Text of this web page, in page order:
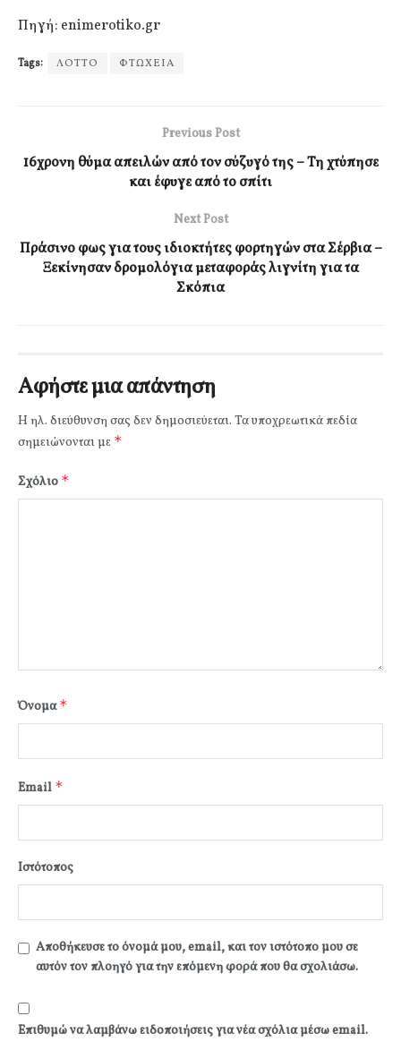
Πηγή: enimerotiko.gr
Tags: ΛΟΤΤΟ ΦΤΩΧΕΙΑ
Previous Post
16χρονη θύμα απειλών από τον σύζυγό της – Τη χτύπησε
και έφυγε από το σπίτι
Next Post
Πράσινο φως για τους ιδιοκτήτες φορτηγών στα Σέρβια –
Ξεκίνησαν δρομολόγια μεταφοράς λιγνίτη για τα
Σκόπια
Αφήστε μια απάντηση
Η ηλ. διεύθυνση σας δεν δημοσιεύεται. Τα υποχρεωτικά πεδία
σημειώνονται με *
Σχόλιο *
Όνομα*
Email *
Ιστότοπος
Αποθήκευσε το όνομά μου, email, και τον ιστότοπο μου σε
αυτόν τον πλοηγό για την επόμενη φορά που θα σχολιάσω.
Επιθυμώ να λαμβάνω ειδοποιήσεις για νέα σχόλια μέσω email.